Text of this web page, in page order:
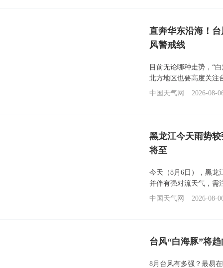
直奔华东沿海！
风警戒线
目前无论哪种走势，“
北方地区也要高度关注
中国天气网
2026-08-
黑龙江今天雨势
将至
今天（8月6日），黑龙
并伴有强对流天气，需
中国天气网
2026-08-
台风“白海豚”将
8月台风有多强？最易